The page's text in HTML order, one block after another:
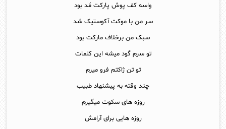
واسه کف پوش پارکت مُد بود
سر من با موکت آکوستیک شد
سبک من برخلاف مارکت بود
تو سرم گود میشه این کلمات
تو تن ژاکتم فرو میرم
چند وقته به پیشنهاد طبیب
روزه های سکوت میگیرم
روزه هایی برای آرامش